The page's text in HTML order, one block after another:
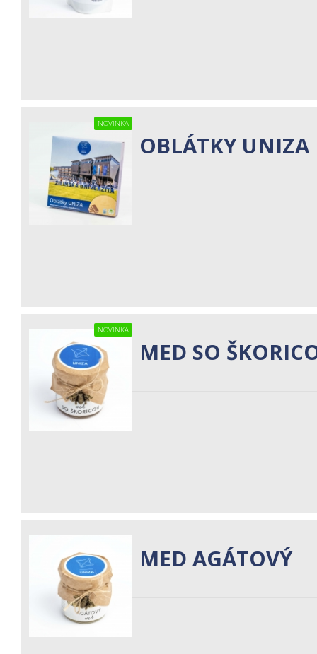
NOVINKA
OBLÁTKY UNIZA
NOVINKA
MED SO
MED AGÁTOVÝ